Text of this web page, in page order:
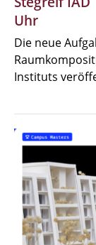
Uhr
Die neue
Instituts